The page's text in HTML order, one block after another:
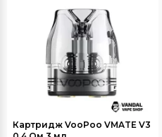
Картридж VooPoo VMATE V3